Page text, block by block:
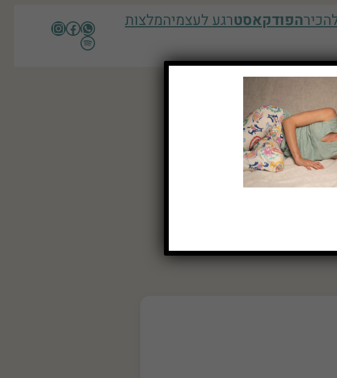
הפודקאסטרגע לעצמיהמלצות
WhatsApp
Facebook
Instagram
Spotify